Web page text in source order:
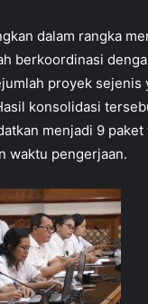
dalam rangka
berkoordinasi
proyek
konsolidasi
menjadi 9
waktu pengerjaan.